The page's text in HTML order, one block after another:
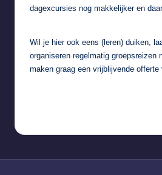
dagexcursies nog makkelijker en
Wil je hier ook eens (leren) duiken,
organiseren regelmatig groepsreizen
maken graag een vrijblijvende offerte